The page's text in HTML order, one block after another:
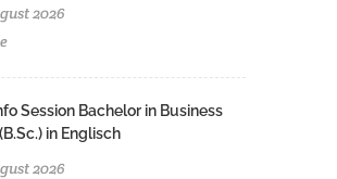
2026
Session Bachelor in Business
in Englisch
2026